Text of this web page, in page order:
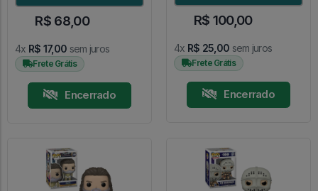
R$ 68,00
4x R$ 17,00 sem juros
Frete Grátis
Encerrado
R$ 100,00
4x R$ 25,00 sem juros
Frete Grátis
Encerrado